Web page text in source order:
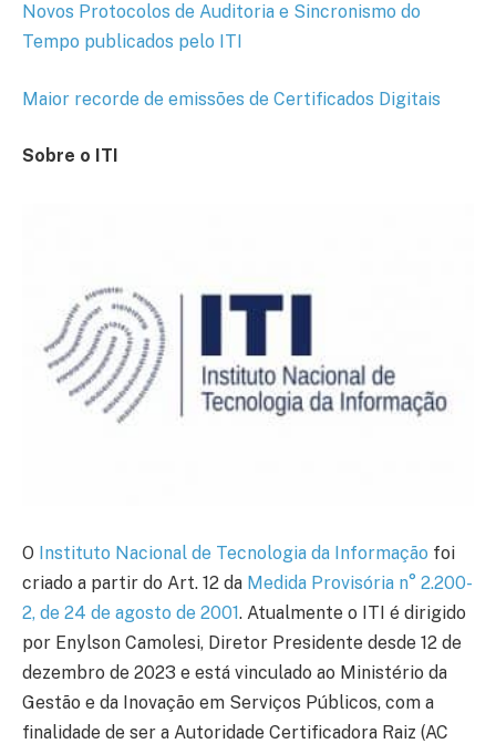
Novos Protocolos de Auditoria e Sincronismo do
Tempo publicados pelo ITI
Maior recorde de emissões de Certificados Digitais
Sobre o ITI
O Instituto Nacional de Tecnologia da Informação foi
criado a partir do Art. 12 da Medida Provisória n° 2.200-
2, de 24 de agosto de 2001. Atualmente o ITI é dirigido
por Enylson Camolesi, Diretor Presidente desde 12 de
dezembro de 2023 e está vinculado ao Ministério da
Gestão e da Inovação em Serviços Públicos, com a
finalidade de ser a Autoridade Certificadora Raiz (AC